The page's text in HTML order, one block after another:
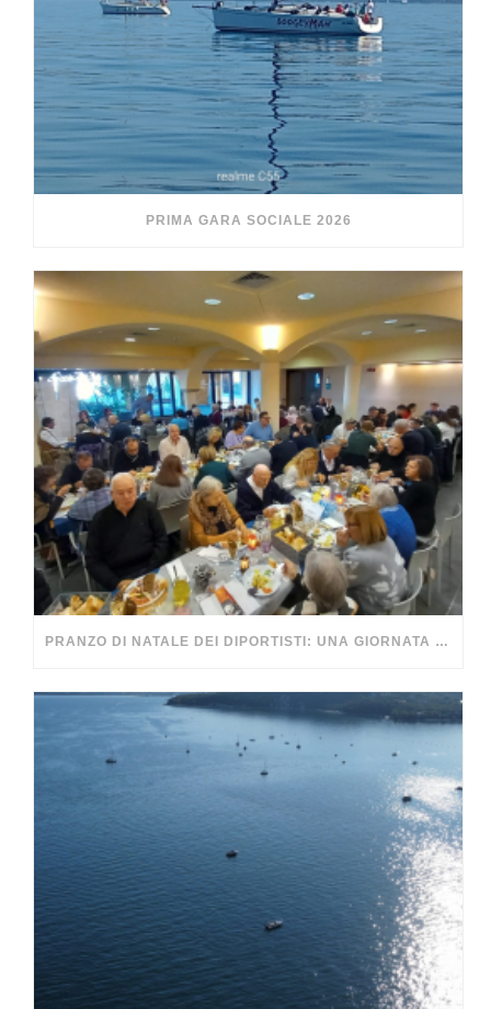
PRIMA GARA SOCIALE 2026
PRANZO DI NATALE DEI DIPORTISTI: UNA GIORNATA DA RICORDARE